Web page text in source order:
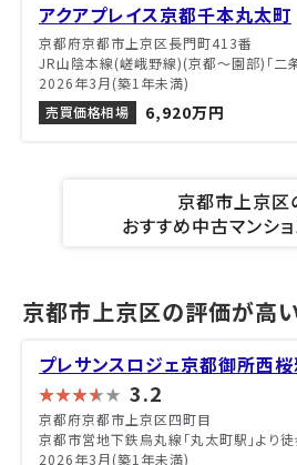
アクアプレイス京都千本丸太町
京都府京都市上京区長門町413番
JR山陰本線(嵯峨野線)(京都～園部)「二
2026年3月(築1年未満)
売買価格相場
6,920万円
京都市上京区
おすすめ中古マンシ
京都市上京区の評価が高
プレサンスロジェ京都御所西
3.2
京都府京都市上京区四町目
京都市営地下鉄烏丸線「丸太町駅」より
2026年3月(築1年未満)